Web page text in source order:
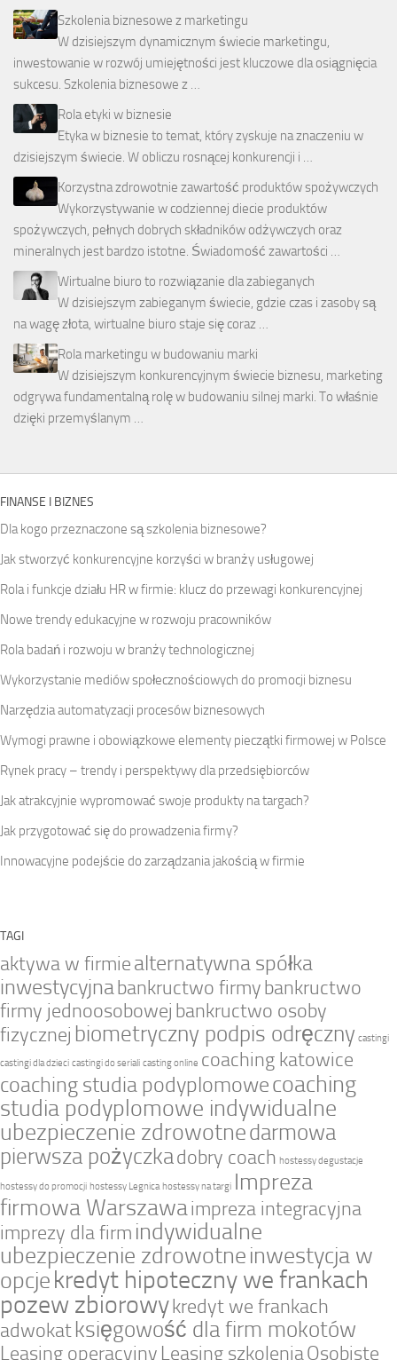
Szkolenia biznesowe z marketingu
W dzisiejszym dynamicznym świecie marketingu,
inwestowanie w rozwój umiejętności jest kluczowe dla osiągnięcia
sukcesu. Szkolenia biznesowe z …
Rola etyki w biznesie
Etyka w biznesie to temat, który zyskuje na znaczeniu w
dzisiejszym świecie. W obliczu rosnącej konkurencji i …
Korzystna zdrowotnie zawartość produktów spożywczych
Wykorzystywanie w codziennej diecie produktów
spożywczych, pełnych dobrych składników odżywczych oraz
mineralnych jest bardzo istotne. Świadomość zawartości …
Wirtualne biuro to rozwiązanie dla zabieganych
W dzisiejszym zabieganym świecie, gdzie czas i zasoby są
na wagę złota, wirtualne biuro staje się coraz …
Rola marketingu w budowaniu marki
W dzisiejszym konkurencyjnym świecie biznesu, marketing
odgrywa fundamentalną rolę w budowaniu silnej marki. To właśnie
dzięki przemyślanym …
FINANSE I BIZNES
Dla kogo przeznaczone są szkolenia biznesowe?
Jak stworzyć konkurencyjne korzyści w branży usługowej
Rola i funkcje działu HR w firmie: klucz do przewagi konkurencyjnej
Nowe trendy edukacyjne w rozwoju pracowników
Rola badań i rozwoju w branży technologicznej
Wykorzystanie mediów społecznościowych do promocji biznesu
Narzędzia automatyzacji procesów biznesowych
Wymogi prawne i obowiązkowe elementy pieczątki firmowej w Polsce
Rynek pracy – trendy i perspektywy dla przedsiębiorców
Jak atrakcyjnie wypromować swoje produkty na targach?
Jak przygotować się do prowadzenia firmy?
Innowacyjne podejście do zarządzania jakością w firmie
TAGI
aktywa w firmiealternatywna spółka
inwestycyjnabankructwo firmybankructwo
firmy jednoosobowej bankructwo osoby
fizycznej biometryczny podpis odręczny castingi
castingi dla dzieci castingi do seriali casting online coaching katowice
coaching studia podyplomowecoaching
studia podyplomowe indywidualne
ubezpieczenie zdrowotnedarmowa
pierwsza pożyczkadobry coach hostessy degustacje
hostessy do promocji hostessy Legnica hostessy na targi Impreza
firmowa Warszawaimpreza integracyjna
imprezy dla firm indywidualne
ubezpieczenie zdrowotneinwestycja w
opcjekredyt hipoteczny we frankach
pozew zbiorowykredyt we frankach
adwokatksięgowość dla firm mokotów
Leasing operacyjny Leasing szkoleniaOsobiste